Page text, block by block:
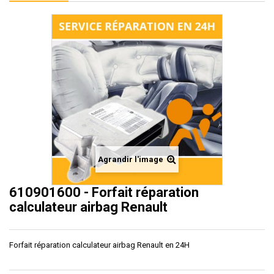
Agrandir l'image
610901600 - Forfait réparation
calculateur airbag Renault
Forfait réparation calculateur airbag Renault en 24H